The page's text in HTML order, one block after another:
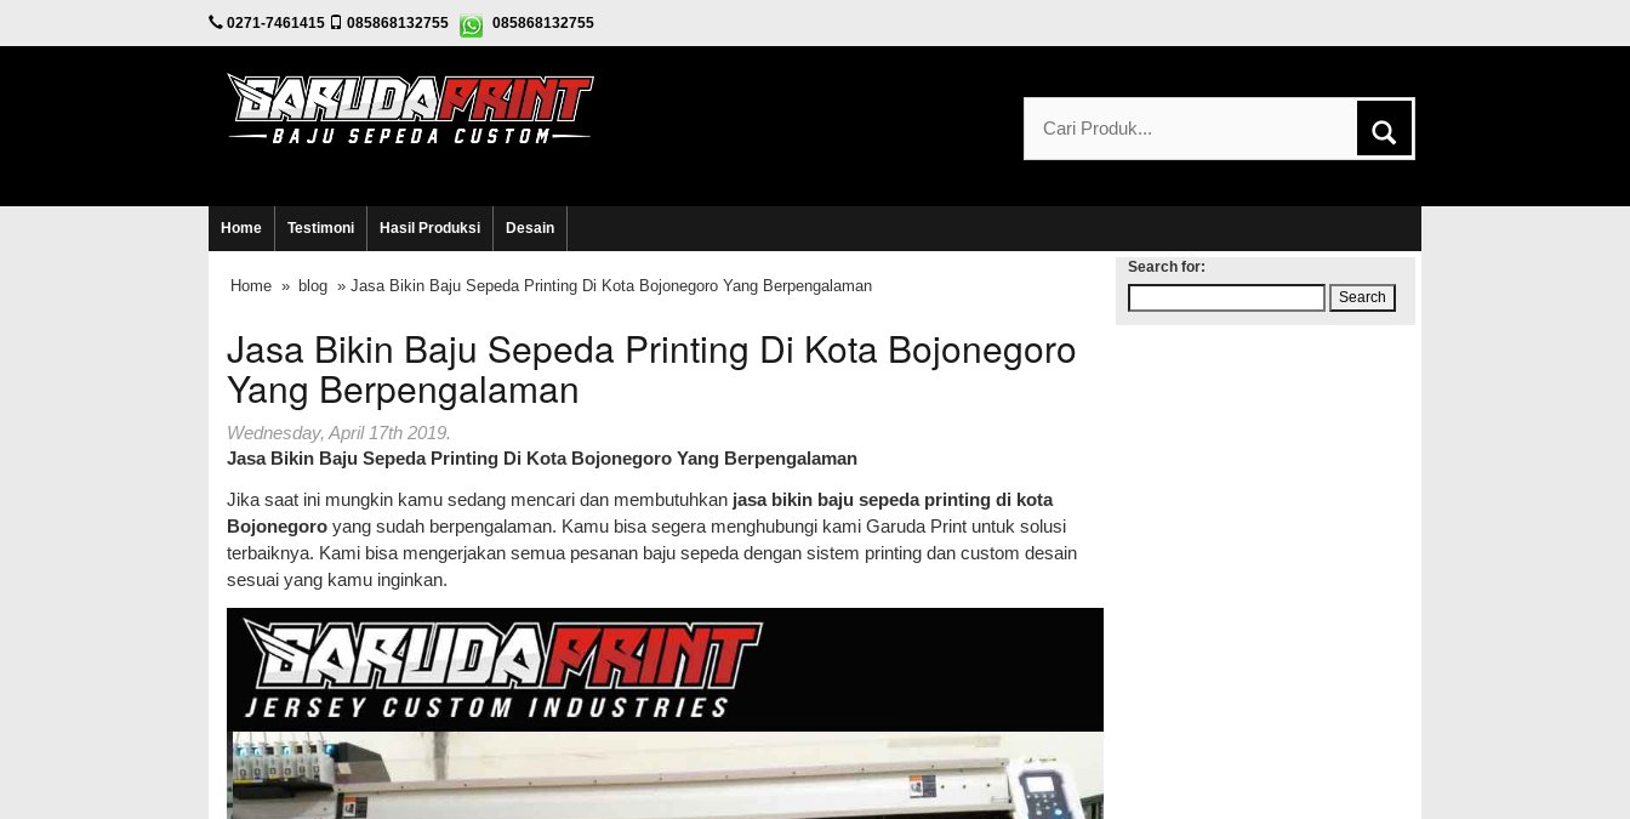
0271-7461415 085868132755 085868132755
Home Testimoni Hasil Produksi Desain
Home » blog » Jasa Bikin Baju Sepeda Printing Di Kota Bojonegoro Yang Berpengalaman
Jasa Bikin Baju Sepeda Printing Di Kota Bojonegoro
Yang Berpengalaman
Wednesday, April 17th 2019.
Jasa Bikin Baju Sepeda Printing Di Kota Bojonegoro Yang Berpengalaman
Jika saat ini mungkin kamu sedang mencari dan membutuhkan jasa bikin baju sepeda printing di kota
Bojonegoro yang sudah berpengalaman. Kamu bisa segera menghubungi kami Garuda Print untuk solusi
terbaiknya. Kami bisa mengerjakan semua pesanan baju sepeda dengan sistem printing dan custom desain
sesuai yang kamu inginkan.
Search for: